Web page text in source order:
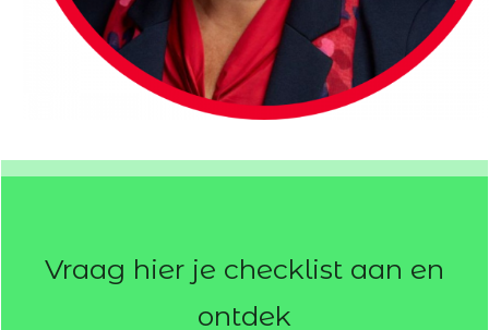
Vraag hier je checklist aan en
ontdek